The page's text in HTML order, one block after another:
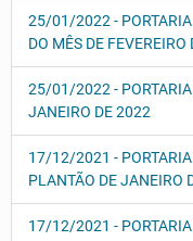
25/01/2022 -
DO MÊS DE FEVEREIRO
25/01/2022 -
JANEIRO DE 2022
17/12/2021 -
PLANTÃO DE JANEIRO
17/12/2021 -